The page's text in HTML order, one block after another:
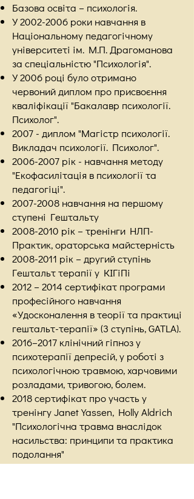
Базова освіта – психологія.
У2002-2006 роки навчання в
Національному педагогічному
університеті ім. М.П. Драгоманова
за спеціальністю "Психологія".
У 2006 році було отримано
червоний диплом про присвоєння
кваліфікації "Бакалавр психології.
Психолог".
2007 - диплом "Магістр психології.
Викладач психології. Психолог".
2006-2007 рік - навчання методу
"Екофасилітація в психології та
педагогіці".
2007-2008 навчання на першому
ступені Гештальту
2008-2010 рік – тренінги НЛП-
Практик, ораторська майстерність
2008-2011 рік – другий ступінь
Гештальт терапії у КІГіПі
2012 – 2014 сертифікат програми
професійного навчання
«Удосконалення в теорії та практиці
гештальт-терапії» (3 ступінь, GATLA).
2016–2017 клінічний гіпноз у
психотерапії депресій, у роботі з
психологічною травмою, харчовими
розладами, тривогою, болем.
2018 сертифікат про участь у
тренінгу Janet Yassen, Holly Aldrich
"Психологічна травма внаслідок
насильства: принципи та практика
подолання"
2019 "Застосування у практичній